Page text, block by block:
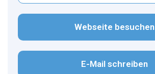
Webseite besuchen
E-Mail schreiben